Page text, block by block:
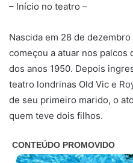
– Início no teatro –
Nascida em 28 de
começou a atuar nos palcos
dos anos 1950. Depois
teatro londrinas Old Vic e
de seu primeiro marido, o
quem teve dois filhos.